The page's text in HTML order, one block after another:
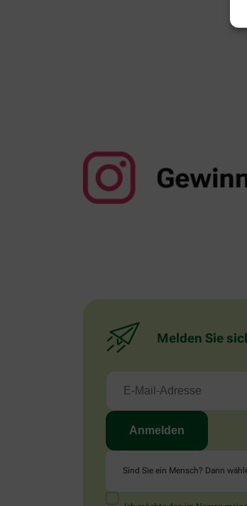
Melden Sie
Sind Sie ein Mensch? Dann